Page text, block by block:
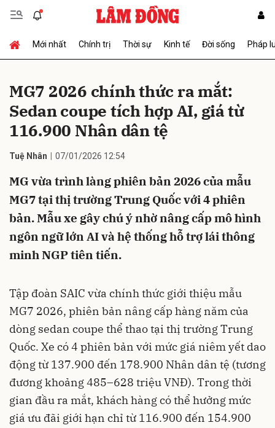
Mới nhất Chính trị Thời sự Kinh tế Đời sống Pháp
MG7 2026 chính thức ra mắt:
Sedan coupe tích hợp AI, giá từ
116.900 Nhân dân tệ
Tuệ Nhân 07/01/2026 12:54
MG vừa trình làng phiên bản 2026 của mẫu
MG7 tại thị trường Trung Quốc với 4 phiên
bản. Mẫu xe gây chú ý nhờ nâng cấp mô hình
ngôn ngữ lớn AI và hệ thống hỗ trợ lái thông
minh NGP tiên tiến.
Tập đoàn SAIC vừa chính thức giới thiệu mẫu
MG7 2026, phiên bản nâng cấp hàng năm của
dòng sedan coupe thể thao tại thị trường Trung
Quốc. Xe có 4 phiên bản với mức giá niêm yết dao
động từ 137.900 đến 178.900 Nhân dân tệ (tương
đương khoảng 485–628 triệu VNĐ). Trong thời
gian đầu ra mắt, khách hàng có thể hưởng mức
giá ưu đãi giới hạn chỉ từ 116.900 đến 154.900
Gửi bình luận
Hủy Gửi